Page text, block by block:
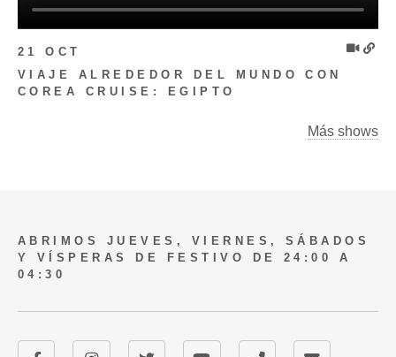
21 OCT
VIAJE ALREDEDOR DEL MUNDO CON
COREA CRUISE: EGIPTO
Más shows
ABRIMOS JUEVES, VIERNES, SÁBADOS
Y VÍSPERAS DE FESTIVO DE 24:00 A
04:30